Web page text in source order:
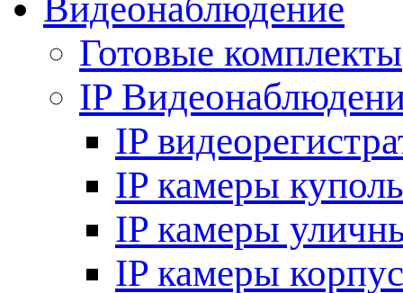
Готовые комплекты
IP
IP
IP камеры
IP камеры
IP камеры